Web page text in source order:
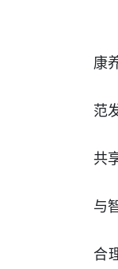
康
范
共
与
合